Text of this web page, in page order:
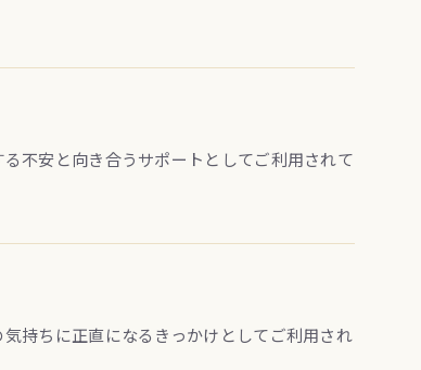
不安と向き合うサポートとしてご利用されて
持ちに正直になるきっかけとしてご利用され